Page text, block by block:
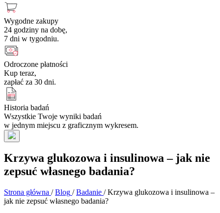
Wygodne zakupy
24 godziny na dobę,
7 dni w tygodniu.
Odroczone płatności
Kup teraz,
zapłać za 30 dni.
Historia badań
Wszystkie Twoje wyniki badań
w jednym miejscu z graficznym wykresem.
Krzywa glukozowa i insulinowa – jak nie
zepsuć własnego badania?
Strona główna / Blog / Badanie / Krzywa glukozowa i insulinowa –
jak nie zepsuć własnego badania?